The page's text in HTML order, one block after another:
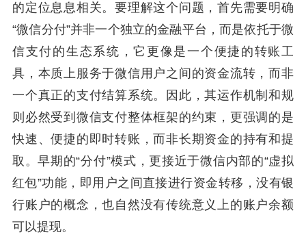
的定位息息相关。要理解这个问题，首先需要明确
“微信分付”并非一个独立的金融平台，而是依托于微
信支付的生态系统，它更像是一个便捷的转账工
具，本质上服务于微信用户之间的资金流转，而非
一个真正的支付结算系统。因此，其运作机制和规
则必然受到微信支付整体框架的约束，更强调的是
快速、便捷的即时转账，而非长期资金的持有和提
取。早期的“分付”模式，更接近于微信内部的“虚拟
红包”功能，即用户之间直接进行资金转移，没有银
行账户的概念，也自然没有传统意义上的账户余额
可以提现。